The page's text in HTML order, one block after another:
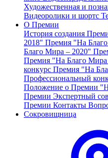
Художественная и
Видеоролики и шортс
О Премии
История создания
2018" Премия "На
Благо Мира – 2020"
Премия "На Благо
конкурс Премия "На
Профессиональный
Положение о Премии
Премии Экспертный
Премии Контакты
Сокровищница